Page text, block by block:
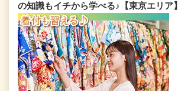
の知識もイチから学べる♪【東京エリア】